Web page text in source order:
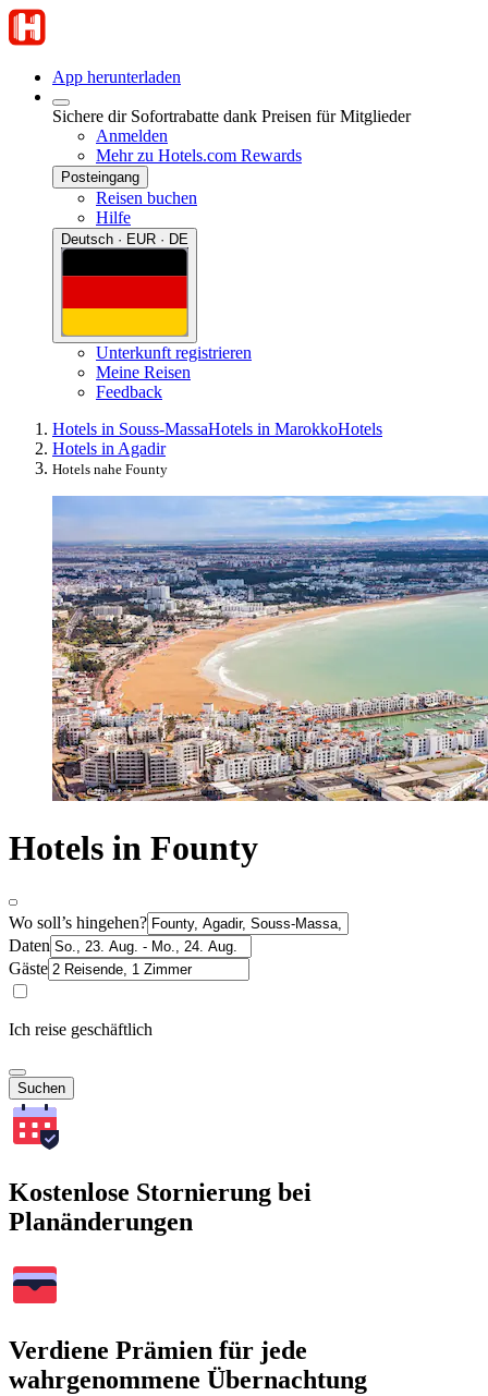
App herunterladen
Sichere dir Sofortrabatte dank Preisen für Mitglieder
Anmelden
Mehr zu Hotels.com Rewards
Posteingang
Reisen buchen
Hilfe
Deutsch · EUR · DE
Unterkunft registrieren
Meine Reisen
Feedback
Hotels in Souss-MassaHotels in MarokkoHotels
Hotels in Agadir
Hotels nahe Founty
Hotels in Founty
Wo soll’s hingehen?
Daten
Gäste
Ich reise geschäftlich
Suchen
Kostenlose Stornierung bei
Planänderungen
Verdiene Prämien für jede
wahrgenommene Übernachtung